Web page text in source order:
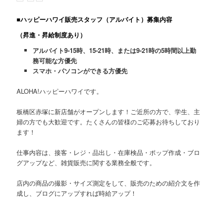
■ハッピーハワイ販売スタッフ（アルバイト）募集内容
（昇進・昇給制度あり）
アルバイト9-15時、15-21時、または9-21時の5時間以上勤
務可能な方優先
スマホ・パソコンができる方優先
ALOHA!ハッピーハワイです。
板橋区赤塚に新店舗がオープンします！ご近所の方で、学生、主
婦の方でも大歓迎です。たくさんの皆様のご応募お待ちしており
ます！
仕事内容は、接客・レジ・品出し・在庫検品・ポップ作成・ブロ
グアップなど、雑貨販売に関する業務全般です。
店内の商品の撮影・サイズ測定をして、販売のための紹介文を作
成し、ブログにアップすれば時給アップ！